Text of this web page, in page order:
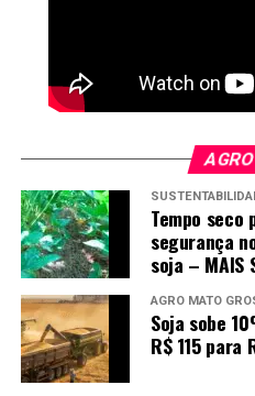
As obras dos Hospitais de
Serra seguem em
obra de Juína é para
Confresa e Tangará da
para fevereiro de 2027.
O que diz o governo:
processo de modernização e
Andamento aproximado das
Hospital Regional de
Ver essa foto no Instagram
Ver essa foto no Instagram
Tempo seco
segurança
soja – MAIS
AGRO MATO
Soja sobe
R$ 115 para